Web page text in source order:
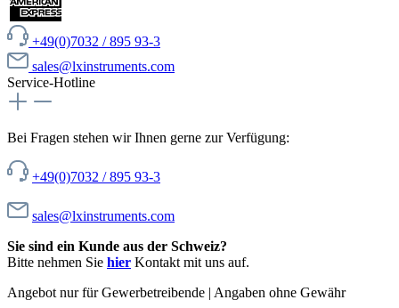
+49(0)7032 / 895 93-3
sales@lxinstruments.com
Service-Hotline
Bei Fragen stehen wir Ihnen gerne zur Verfügung:
+49(0)7032 / 895 93-3
sales@lxinstruments.com
Sie sind ein Kunde aus der Schweiz?
Bitte nehmen Sie hier Kontakt mit uns auf.
Angebot nur für Gewerbetreibende | Angaben ohne Gewähr